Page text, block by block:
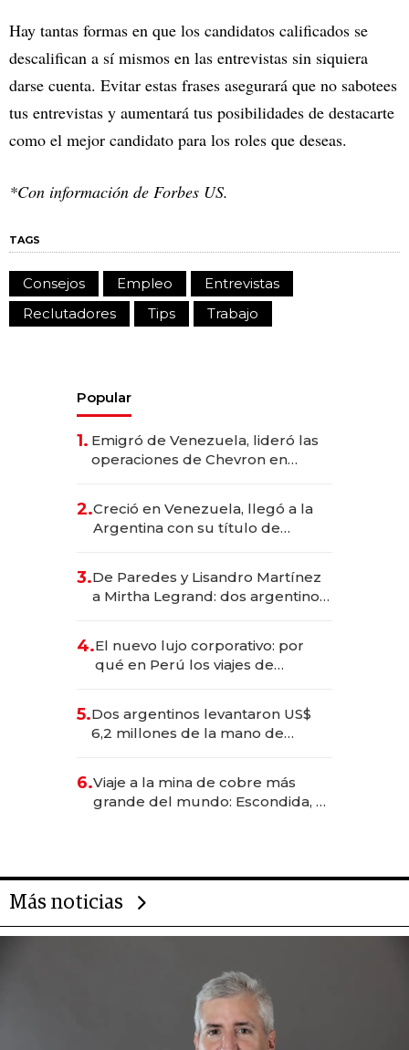
Hay tantas formas en que los candidatos calificados se
descalifican a sí mismos en las entrevistas sin siquiera
darse cuenta. Evitar estas frases asegurará que no sabotees
tus entrevistas y aumentará tus posibilidades de destacarte
como el mejor candidato para los roles que deseas.
*Con información de Forbes US.
TAGS
Consejos Empleo
Entrevistas
Reclutadores
Tips Trabajo
Popular
1. Emigró de Venezuela, lideró las
operaciones de Chevron en
2.Creció en Venezuela, llegó a la
Argentina con su título de
las marcas "fast premium"
3.De Paredes y Lisandro Martínez
a Mirtha Legrand: dos argentinos
4.El nuevo lujo corporativo: por
qué en Perú los viajes de
para convertirse en experiencias
transformadoras
5.Dos argentinos levantaron US$
6,2 millones de la mano de
6.Viaje a la mina de cobre más
grande del mundo: Escondida, el
Más noticias